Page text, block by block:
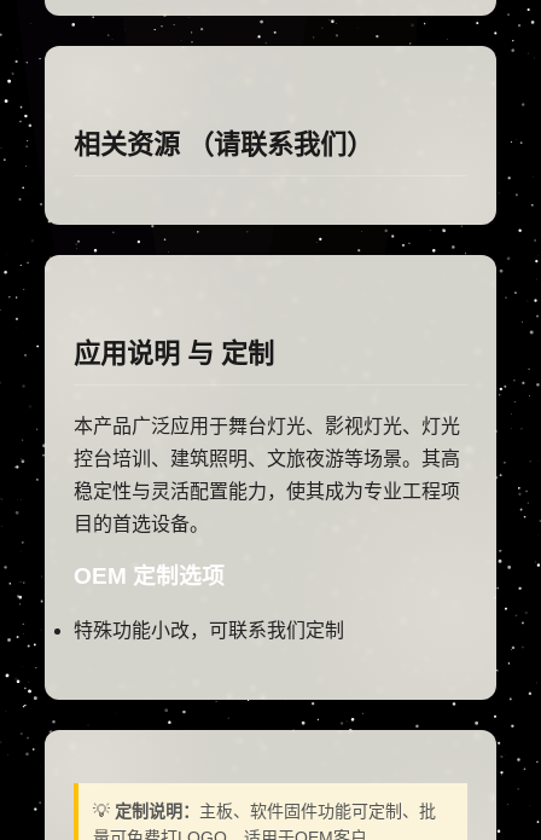
相关资源 （请联系我们）
应用说明 与 定制
本产品广泛应用于舞台灯光、影视灯光、灯光
控台培训、建筑照明、文旅夜游等场景。其高
稳定性与灵活配置能力，使其成为专业工程项
目的首选设备。
OEM 定制选项
特殊功能小改，可联系我们定制
💡 定制说明： 主板、软件固件功能可定制、批